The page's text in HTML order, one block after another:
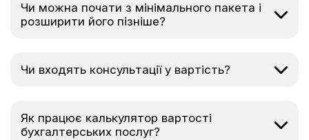
Чи можна почати з мінімального пакета і
розширити його пізніше?
Чи входять консультації у вартість?
Як працює калькулятор вартості
бухгалтерських послуг?